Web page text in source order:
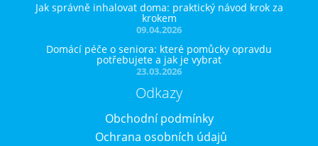
09.04.2026
Jak správně inhalovat doma: praktický návod krok za
krokem
23.03.2026
Domácí péče o seniora: které pomůcky opravdu
potřebujete a jak je vybrat
Odkazy
Obchodní podmínky
Ochrana osobních údajů